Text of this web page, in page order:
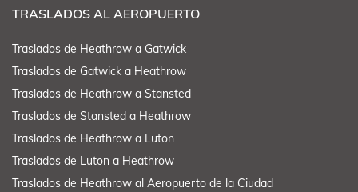
TRASLADOS AL AEROPUERTO
Traslados de Heathrow a Gatwick
Traslados de Gatwick a Heathrow
Traslados de Heathrow a Stansted
Traslados de Stansted a Heathrow
Traslados de Heathrow a Luton
Traslados de Luton a Heathrow
Traslados de Heathrow al Aeropuerto de la Ciudad